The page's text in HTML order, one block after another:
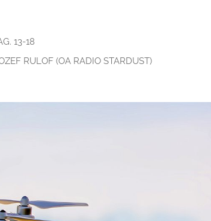
13-18
RULOF (OA RADIO STARDUST)